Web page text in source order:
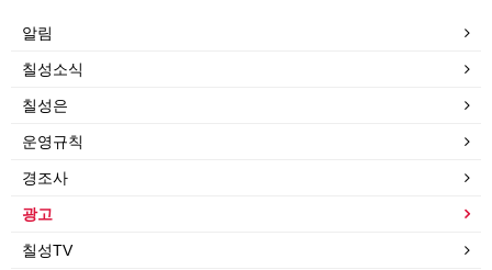
알림
칠성소식
칠성은
운영규칙
경조사
광고
칠성TV